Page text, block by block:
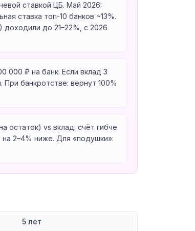
ставкой ЦБ. Май 2026:
ставка топ-10 банков ~13%.
до 21–22%, с 2026
000 ₽ на банк. Если вклад 3
банкротстве: вернут 100%
остаток) vs вклад: счёт гибче
2–4% ниже. Для «подушки»:
5 лет